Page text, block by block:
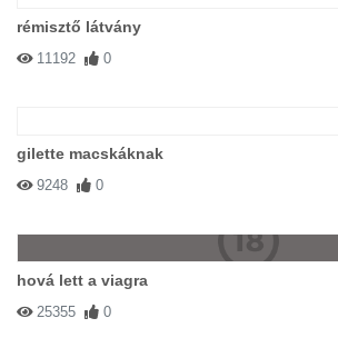
rémisztő látvány
11192 0
gilette macskáknak
9248 0
hová lett a viagra
25355 0